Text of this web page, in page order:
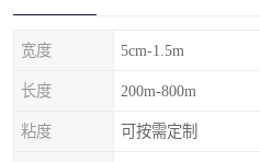
宽度 5cm-1.5m
长度 200m-800m
粘度 可按需定制